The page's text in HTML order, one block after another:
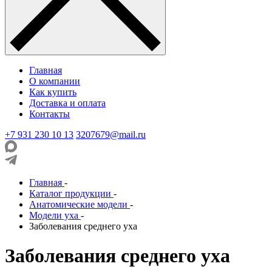
Главная
О компании
Как купить
Доставка и оплата
Контакты
+7 931 230 10 13 3207679@mail.ru
Главная -
Каталог продукции -
Анатомические модели -
Модели уха -
Заболевания среднего уха
Заболевания среднего уха